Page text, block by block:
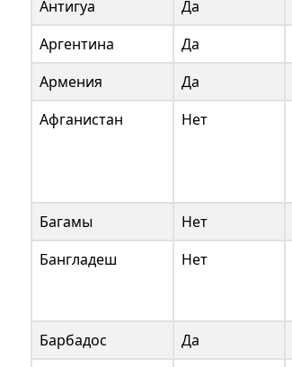
Антигуа
Да
Аргентина
Да
Армения
Да
Афганистан
Нет
Багамы
Нет
Бангладеш
Нет
Барбадос
Да